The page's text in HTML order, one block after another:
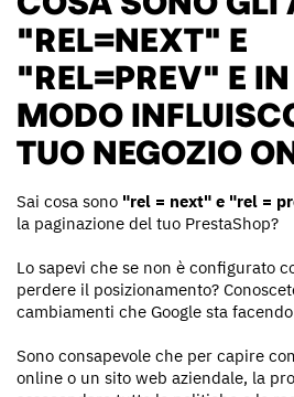
"REL=NEXT" E
"REL=PREV" E
MODO
TUO NEGOZIO
Sai cosa sono "rel = next" e "rel =
la paginazione del tuo PrestaShop?
Lo sapevi che se non è configurato
perdere il posizionamento?
cambiamenti che Google sta
Sono consapevole che per capire
online o un sito web aziendale, la